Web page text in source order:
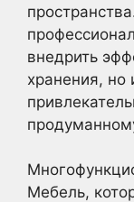
внедрить
хранения,
Мебель,